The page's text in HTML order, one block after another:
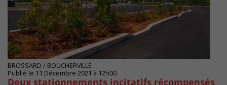
BROSSARD / BOUCHERVILLE
Publié le 11 Décembre 2021 à 12h00
Deux stationnements incitatifs récompensés